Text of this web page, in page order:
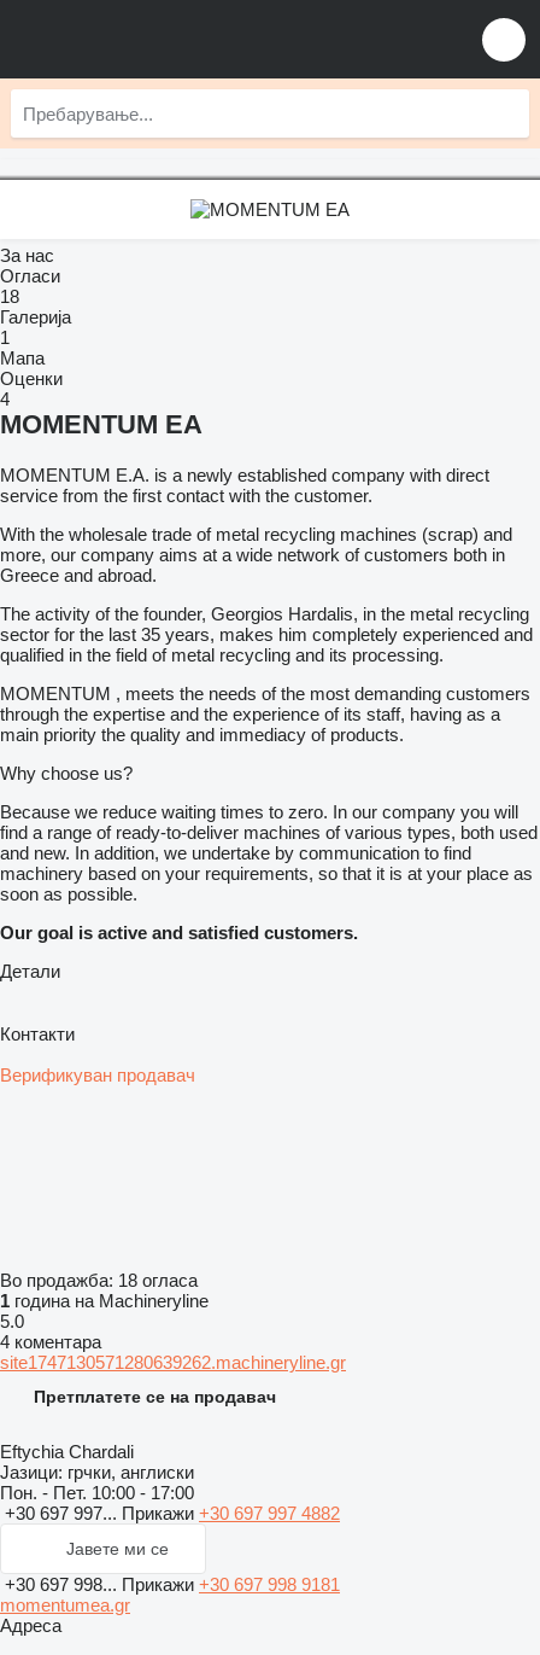
За нас
Огласи
18
Галерија
1
Мапа
Оценки
4
MOMENTUM EA
MOMENTUM E.A. is a newly established company with direct
service from the first contact with the customer.
With the wholesale trade of metal recycling machines (scrap) and
more, our company aims at a wide network of customers both in
Greece and abroad.
The activity of the founder, Georgios Hardalis, in the metal recycling
sector for the last 35 years, makes him completely experienced and
qualified in the field of metal recycling and its processing.
MOMENTUM , meets the needs of the most demanding customers
through the expertise and the experience of its staff, having as a
main priority the quality and immediacy of products.
Why choose us?
Because we reduce waiting times to zero. In our company you will
find a range of ready-to-deliver machines of various types, both used
and new. In addition, we undertake by communication to find
machinery based on your requirements, so that it is at your place as
soon as possible.
Our goal is active and satisfied customers.
Детали
Контакти
Верификуван продавач
Во продажба: 18 огласа
1 година на Machineryline
5.0
4 коментара
site1747130571280639262.machineryline.gr
Претплатете се на продавач
Eftychia Chardali
Јазици: грчки, англиски
Пон. - Пет. 10:00 - 17:00
+30 697 997... Прикажи +30 697 997 4882
Јавете ми се
+30 697 998... Прикажи +30 697 998 9181
momentumea.gr
Адреса